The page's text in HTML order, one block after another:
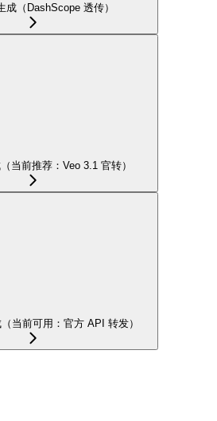
成（DashScope 透传）
当前推荐：Veo 3.1 官转）
当前可用：官方 API 转发）